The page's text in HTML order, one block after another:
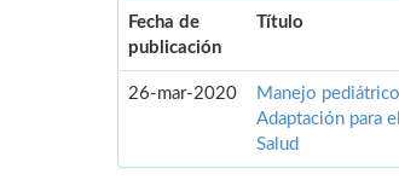
Fecha de
publicación
Título
26-mar-2020
Manejo
Adaptación para
Salud